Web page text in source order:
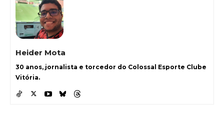
Heider Mota
30 anos, jornalista e torcedor do Colossal Esporte Clube
Vitória.